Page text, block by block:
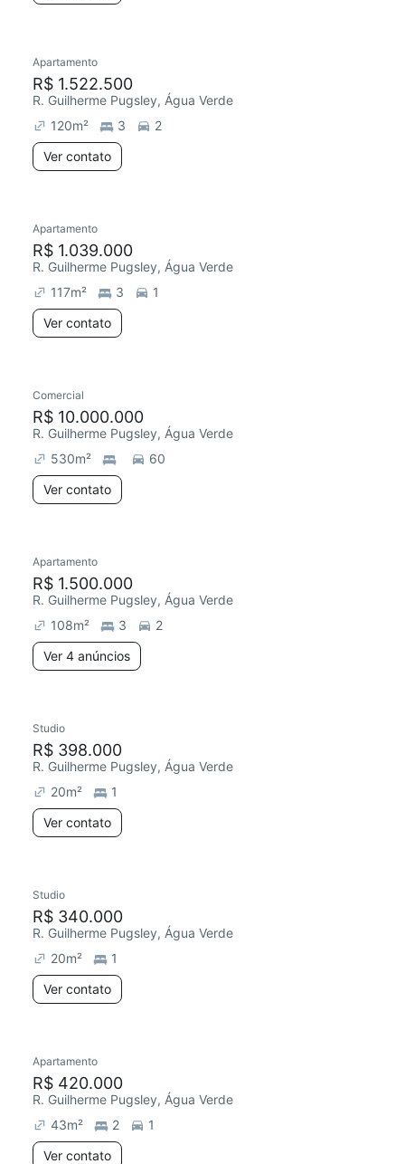
Redecorar
Apartamento
R$ 1.522.500
R. Guilherme Pugsley, Água Verde
120m² 3
2
Ver contato
Redecorar
Apartamento
R$ 1.039.000
R. Guilherme Pugsley, Água Verde
117m² 3
1
Ver contato
Chegou este mês
Comercial
R$ 10.000.000
R. Guilherme Pugsley, Água Verde
530m²
60
Ver contato
Redecorar
Apartamento
R$ 1.500.000
R. Guilherme Pugsley, Água Verde
108m² 3
2
Ver 4 anúncios
Studio
R$ 398.000
R. Guilherme Pugsley, Água Verde
20m²
1
Ver contato
Chegou este mês
Studio
R$ 340.000
R. Guilherme Pugsley, Água Verde
20m²
1
Ver contato
Apartamento
R$ 420.000
R. Guilherme Pugsley, Água Verde
43m² 2
1
Ver contato